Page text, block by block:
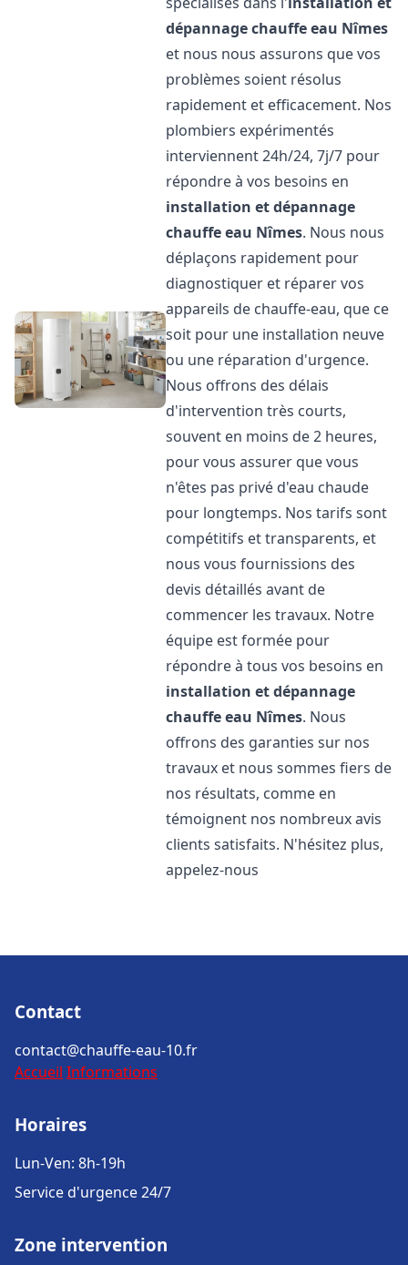
dépannage chauffe eau Nîmes
et nous nous assurons que vos
problèmes soient résolus
rapidement et efficacement. Nos
plombiers expérimentés
interviennent 24h/24, 7j/7 pour
répondre à vos besoins en
installation et dépannage
chauffe eau Nîmes. Nous nous
déplaçons rapidement pour
diagnostiquer et réparer vos
appareils de chauffe-eau, que ce
soit pour une installation neuve
ou une réparation d'urgence.
Nous offrons des délais
d'intervention très courts,
souvent en moins de 2 heures,
pour vous assurer que vous
n'êtes pas privé d'eau chaude
pour longtemps. Nos tarifs sont
compétitifs et transparents, et
nous vous fournissions des
devis détaillés avant de
commencer les travaux. Notre
équipe est formée pour
répondre à tous vos besoins en
installation et dépannage
chauffe eau Nîmes. Nous
offrons des garanties sur nos
travaux et nous sommes fiers de
nos résultats, comme en
témoignent nos nombreux avis
clients satisfaits. N'hésitez plus,
appelez-nous
Contact
contact@chauffe-eau-10.fr
Accueil Informations
Horaires
Lun-Ven: 8h-19h
Service d'urgence 24/7
Zone intervention